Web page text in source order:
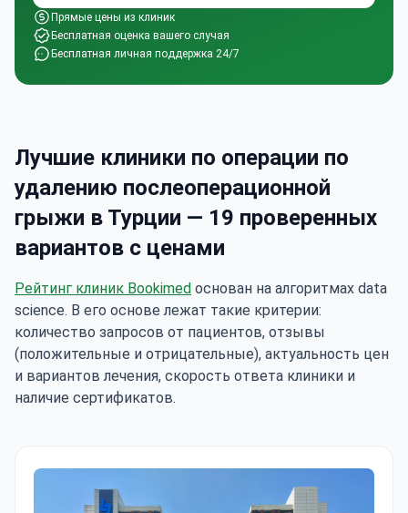
Прямые цены из клиник
Бесплатная оценка вашего случая
Бесплатная личная поддержка 24/7
Лучшие клиники по операции по
удалению послеоперационной
грыжи в Турции — 19 проверенных
вариантов с ценами
Рейтинг клиник Bookimed основан на алгоритмах data
science. В его основе лежат такие критерии:
количество запросов от пациентов, отзывы
(положительные и отрицательные), актуальность цен
и вариантов лечения, скорость ответа клиники и
наличие сертификатов.